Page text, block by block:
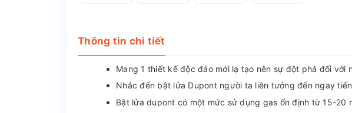
Thông tin chi tiết
Mang 1 thiết kế độc đáo mới lạ tạo nên sự đột phá đối với
Nhắc đến bật lửa Dupont người ta liên tưởng đến ngay
Bật lửa dupont có một mức sử dụng gas ổn định từ 15-20